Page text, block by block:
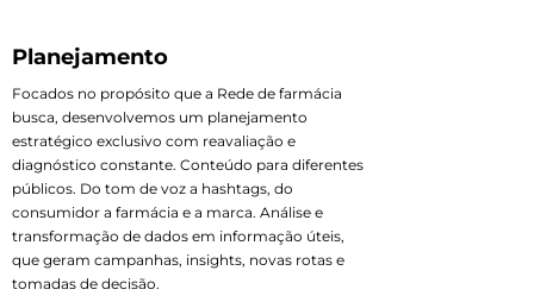
Planejamento
Focados no propósito que a Rede de farmácia
busca, desenvolvemos um planejamento
estratégico exclusivo com reavaliação e
diagnóstico constante. Conteúdo para diferentes
públicos. Do tom de voz a hashtags, do
consumidor a farmácia e a marca. Análise e
transformação de dados em informação úteis,
que geram campanhas, insights, novas rotas e
tomadas de decisão.